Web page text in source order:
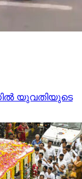
യുവതിയുടെ